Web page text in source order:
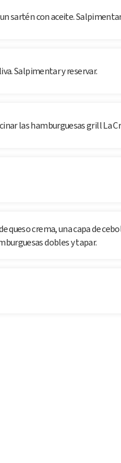
sartén con aceite.
Salpimentar y reservar.
las hamburguesas grill La
queso crema, una capa de
dobles y tapar.